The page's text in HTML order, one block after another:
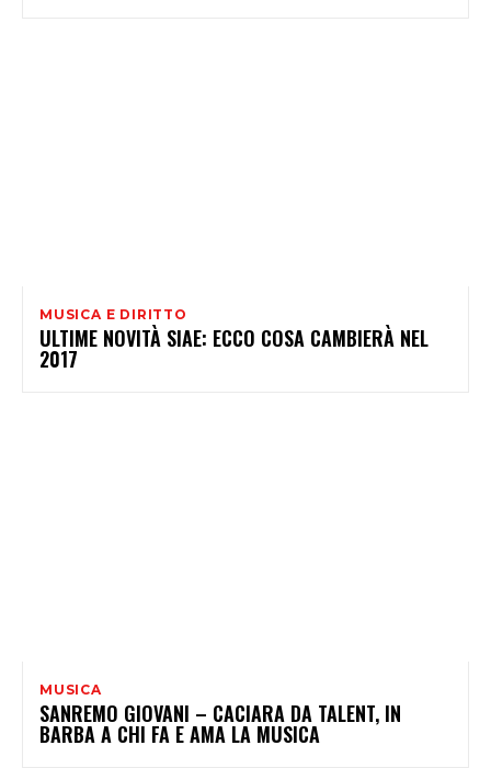
MUSICA E DIRITTO
ULTIME NOVITÀ SIAE: ECCO COSA CAMBIERÀ NEL
2017
MUSICA
SANREMO GIOVANI – CACIARA DA TALENT, IN
BARBA A CHI FA E AMA LA MUSICA